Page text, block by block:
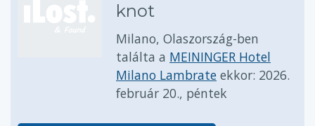
knot
Milano, Olaszország-ben
találta a MEININGER Hotel
Milano Lambrate ekkor: 2026.
február 20., péntek